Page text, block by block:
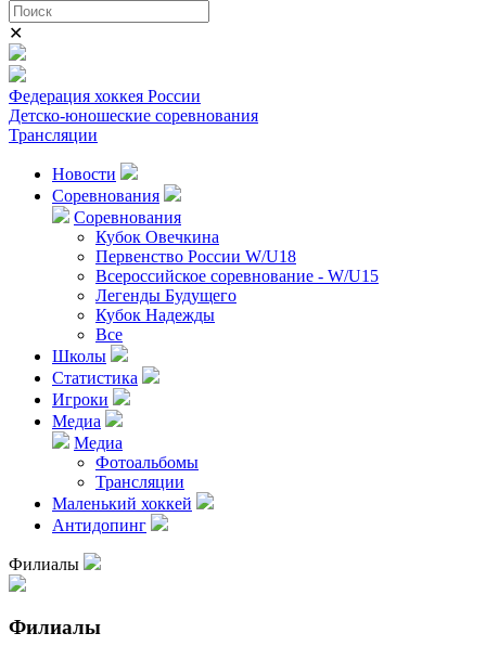
✕
Федерация хоккея России
Детско-юношеские соревнования
Трансляции
Новости
Соревнования
Соревнования
Кубок Овечкина
Первенство России W/U18
Всероссийское соревнование - W/U15
Легенды Будущего
Кубок Надежды
Все
Школы
Статистика
Игроки
Медиа
Медиа
Фотоальбомы
Трансляции
Маленький хоккей
Антидопинг
Филиалы
Филиалы